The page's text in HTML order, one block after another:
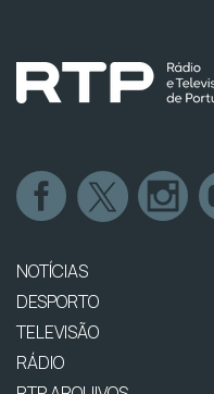
NOTÍCIAS
DESPORTO
TELEVISÃO
RÁDIO